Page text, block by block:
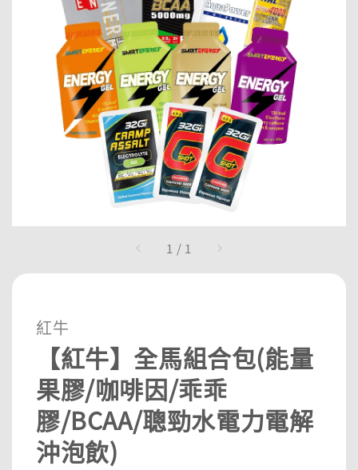
1 / 1
紅牛
【紅牛】全馬組合包(能量
果膠/咖啡因/乖乖
膠/BCAA/聰勁水電力電解
沖泡飲)